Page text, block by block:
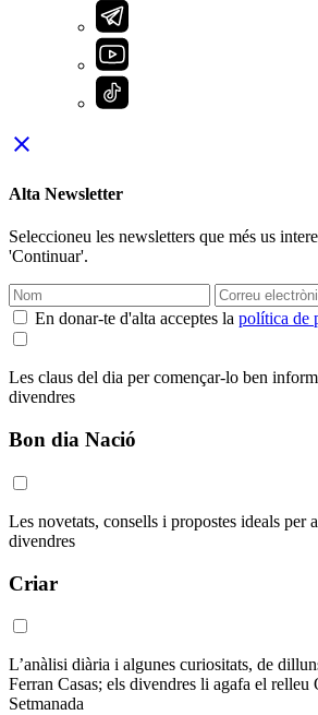
close
Alta Newsletter
Seleccioneu les newsletters que més us
'Continuar'.
En donar-te d'alta acceptes la política de
Les claus del dia per començar-lo ben
divendres
Bon dia Nació
Les novetats, consells i propostes ideals per
divendres
Criar
L’anàlisi diària i algunes curiositats, de
Ferran Casas; els divendres li agafa el
Setmanada